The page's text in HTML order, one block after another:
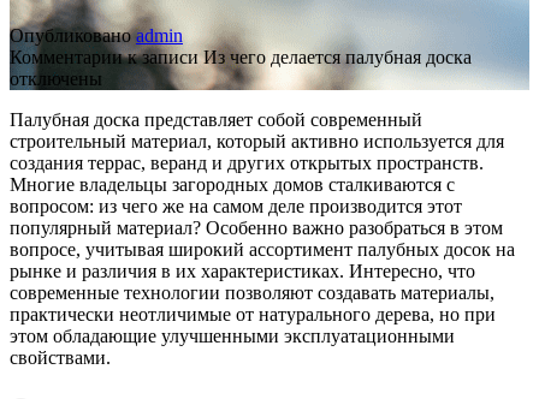
Опубликовано admin
Комментариик записи Из чего делается палубная доска
отключены
Палубная доска представляет собой современный
строительный материал, который активно используется для
создания террас, веранд и других открытых пространств.
Многие владельцы загородных домов сталкиваются с
вопросом: из чего же на самом деле производится этот
популярный материал? Особенно важно разобраться в этом
вопросе, учитывая широкий ассортимент палубных досок на
рынке и различия в их характеристиках. Интересно, что
современные технологии позволяют создавать материалы,
практически неотличимые от натурального дерева, но при
этом обладающие улучшенными эксплуатационными
свойствами.